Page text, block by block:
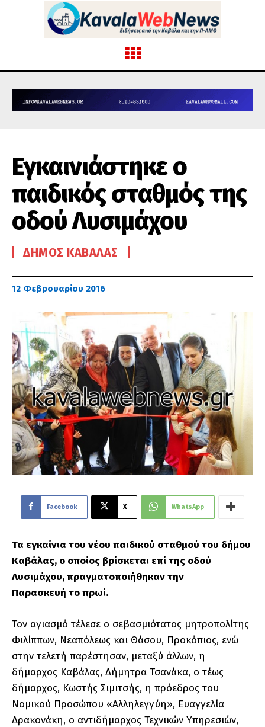
Εγκαινιάστηκε ο
παιδικός σταθμός της
οδού Λυσιμάχου
ΔΉΜΟΣ ΚΑΒΆΛΑΣ
12 Φεβρουαρίου 2016
Facebook X WhatsApp
Τα εγκαίνια του νέου παιδικού σταθμού του δήμου
Καβάλας, ο οποίος βρίσκεται επί της οδού
Λυσιμάχου, πραγματοποιήθηκαν την
Παρασκευή το πρωί.
Τον αγιασμό τέλεσε ο σεβασμιότατος μητροπολίτης
Φιλίππων, Νεαπόλεως και Θάσου, Προκόπιος, ενώ
στην τελετή παρέστησαν, μεταξύ άλλων, η
δήμαρχος Καβάλας, Δήμητρα Τσανάκα, ο τέως
δήμαρχος, Κωστής Σιμιτσής, η πρόεδρος του
Νομικού Προσώπου «Αλληλεγγύη», Ευαγγελία
Δρακονάκη, ο αντιδήμαρχος Τεχνικών Υπηρεσιών,